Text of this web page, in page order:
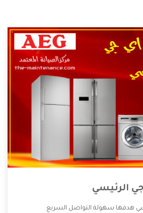
الرئيسي
هدفها سهولة التواصل السريع